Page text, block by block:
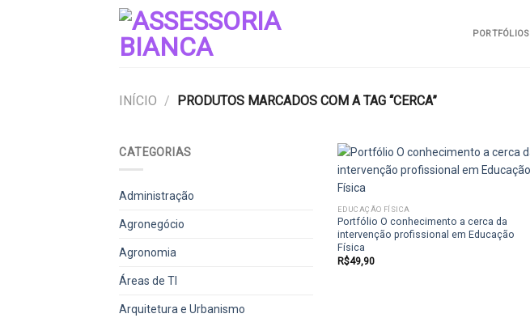
PORTFÓLIOS
INÍCIO / PRODUTOS MARCADOS COM A TAG “CERCA”
CATEGORIAS
Administração
Agronegócio
Agronomia
Áreas de TI
Arquitetura e Urbanismo
wishlist
EDUCAÇÃO FÍSICA
Portfólio O conhecimento a cerca da
intervenção profissional em Educação
Física
R$49,90